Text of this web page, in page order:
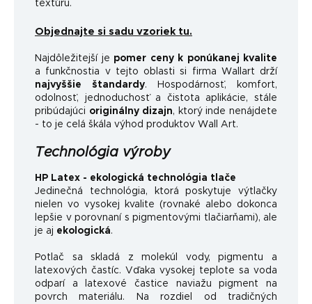
textúru.
Objednajte si sadu vzoriek tu.
Najdôležitejší je pomer ceny k ponúkanej kvalite
a funkčnostia v tejto oblasti si firma Wallart drží
najvyššie štandardy. Hospodárnosť, komfort,
odolnosť, jednoduchosť a čistota aplikácie, stále
pribúdajúci originálny dizajn, ktorý inde nenájdete
- to je celá škála výhod produktov Wall Art.
Technológia výroby
HP Latex - ekologická technológia tlače
Jedinečná technológia, ktorá poskytuje výtlačky
nielen vo vysokej kvalite (rovnaké alebo dokonca
lepšie v porovnaní s pigmentovými tlačiarňami), ale
je aj ekologická.
Potlač sa skladá z molekúl vody, pigmentu a
latexových častíc. Vďaka vysokej teplote sa voda
odparí a latexové častice naviažu pigment na
povrch materiálu. Na rozdiel od tradičných